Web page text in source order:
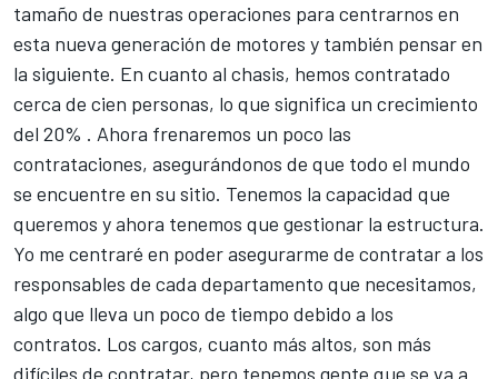
tamaño de nuestras operaciones para centrarnos en
esta nueva generación de motores y también pensar en
la siguiente. En cuanto al chasis, hemos contratado
cerca de cien personas, lo que significa un crecimiento
del 20% . Ahora frenaremos un poco las
contrataciones, asegurándonos de que todo el mundo
se encuentre en su sitio. Tenemos la capacidad que
queremos y ahora tenemos que gestionar la estructura.
Yo me centraré en poder asegurarme de contratar a los
responsables de cada departamento que necesitamos,
algo que lleva un poco de tiempo debido a los
contratos. Los cargos, cuanto más altos, son más
difíciles de contratar, pero tenemos gente que se va a